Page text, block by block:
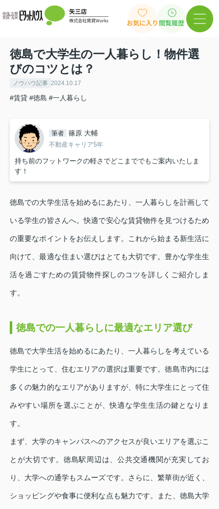
お気に入り 閲覧履歴
徳島で大学生の一人暮らし！物件選
びのコツとは？
ノウハウ記事 2024.10.17
#賃貸 #徳島 #一人暮らし
筆者 篠原 大輔
不動産キャリア5年
持ち前のフットワークの軽さでどこまででもご案内いたしま
す！
徳島での大学生活を始めるにあたり、一人暮らしを計画して
いる学生の皆さんへ。快適で安心な賃貸物件を見つけるため
の重要なポイントをお伝えします。これから始まる新生活に
向けて、最適な住まい選びはとても大切です。豊かな学生生
活を過ごすための賃貸物件探しのコツを詳しくご紹介しま
す。
徳島での一人暮らしに最適なエリア選び
徳島で大学生活を始めるにあたり、一人暮らしを考えている
学生にとって、住むエリアの選択は重要です。徳島市内には
多くの魅力的なエリアがありますが、特に大学生にとって住
みやすい場所を選ぶことが、快適な学生生活の鍵となりま
す。
まず、大学のキャンパスへのアクセスが良いエリアを選ぶこ
とが大切です。徳島駅周辺は、公共交通機関が充実してお
り、大学への通学もスムーズです。さらに、繁華街が近く、
ショッピングや食事に便利な点も魅力です。また、徳島大学